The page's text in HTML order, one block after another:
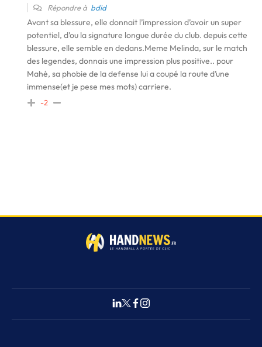
Répondre à bdid
Avant sa blessure, elle donnait l’impression d’avoir un super
potentiel, d’ou la signature longue durée du club. depuis cette
blessure, elle semble en dedans.Meme Melinda, sur le match
des legendes, donnais une impression plus positive.. pour
Mahé, sa phobie de la defense lui a coupé la route d’une
immense(et je pese mes mots) carriere.
-2